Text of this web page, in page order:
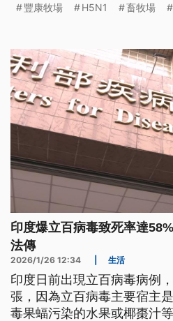
聲請羈押禁見。台中地院今
豐康牧場 H5N1 畜牧場
印度爆立百病毒致死率達
法傳
2026/1/26 12:34 生活
印度日前出現立百病毒病例
張，因為立百病毒主要宿主
毒果蝠污染的水果或椰棗汁